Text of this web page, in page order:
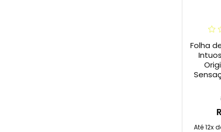
Folha
Até 12x